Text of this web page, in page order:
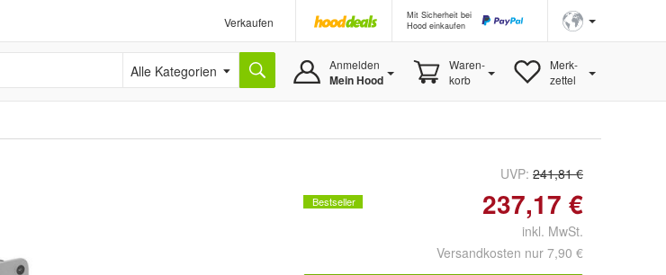
Verkaufen
Mit Sicherheit bei
Hood einkaufen
Alle Kategorien Anmelden
Mein Hood
Waren-
korb
Merk-
zettel
UVP: 241,81 €
Bestseller 237,17 €
inkl. MwSt.
Versandkosten nur 7,90 €